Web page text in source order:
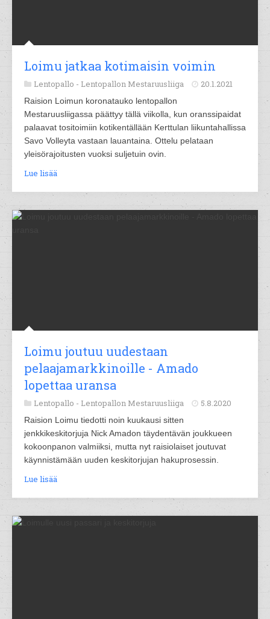
Loimu jatkaa kotimaisin voimin
Lentopallo - Lentopallon Mestaruusliiga 20.1.2021
Raision Loimun koronatauko lentopallon
Mestaruusliigassa päättyy tällä viikolla, kun oranssipaidat
palaavat tositoimiin kotikentällään Kerttulan liikuntahallissa
Savo Volleyta vastaan lauantaina. Ottelu pelataan
yleisörajoitusten vuoksi suljetuin ovin.
Lue lisää
Loimu joutuu uudestaan
pelaajamarkkinoille - Amado
lopettaa uransa
Lentopallo - Lentopallon Mestaruusliiga 5.8.2020
Raision Loimu tiedotti noin kuukausi sitten
jenkkikeskitorjuja Nick Amadon täydentävän joukkueen
kokoonpanon valmiiksi, mutta nyt raisiolaiset joutuvat
käynnistämään uuden keskitorjujan hakuprosessin.
Lue lisää